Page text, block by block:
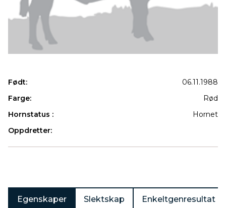
Født:
06.11.1988
Farge:
Rød
Hornstatus :
Hornet
Oppdretter:
Egenskaper Slektskap Enkeltgenresultat